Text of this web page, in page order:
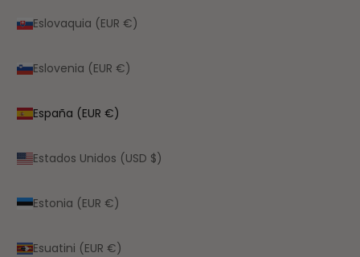
Eslovaquia (EUR €)
Eslovenia (EUR €)
España (EUR €)
Estados Unidos (USD $)
Estonia (EUR €)
Esuatini (EUR €)